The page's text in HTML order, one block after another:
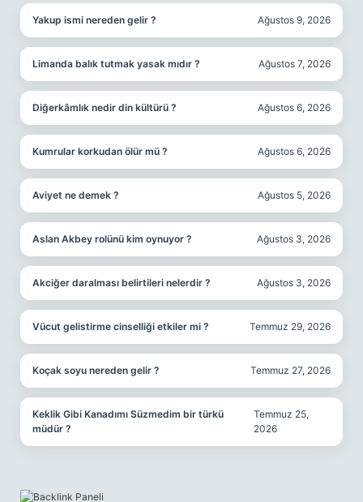
Yakup ismi nereden gelir ? Ağustos 9, 2026
Limanda balık tutmak yasak mıdır ? Ağustos 7, 2026
Diğerkâmlık nedir din kültürü ? Ağustos 6, 2026
Kumrular korkudan ölür mü ? Ağustos 6, 2026
Aviyet ne demek ? Ağustos 5, 2026
Aslan Akbey rolünü kim oynuyor ? Ağustos 3, 2026
Akciğer daralması belirtileri nelerdir ? Ağustos 3, 2026
Vücut gelistirme cinselliği etkiler mi ? Temmuz 29, 2026
Koçak soyu nereden gelir ? Temmuz 27, 2026
Keklik Gibi Kanadımı Süzmedim bir türkü
müdür ?
Temmuz 25,
2026